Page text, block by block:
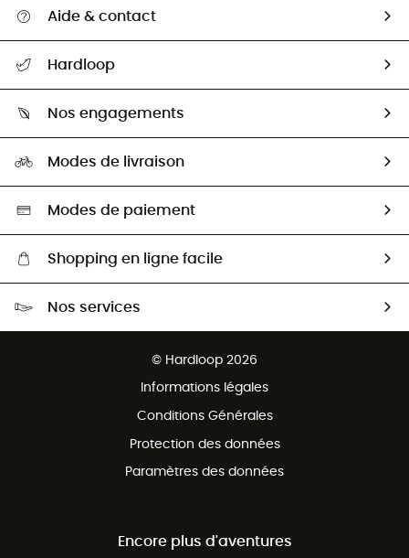
Aide & contact
Retour & remboursement
Guide des tailles
Seconde Main
Aide & Contact
Hardloop
HardGuides
Nos engagements
Sélection éco-responsable
Modes de livraison
Modes de paiement
Shopping en ligne facile
Nos services
© Hardloop 2026
Informations légales
Conditions Générales
Protection des données
Paramètres des données
Encore plus d'aventures